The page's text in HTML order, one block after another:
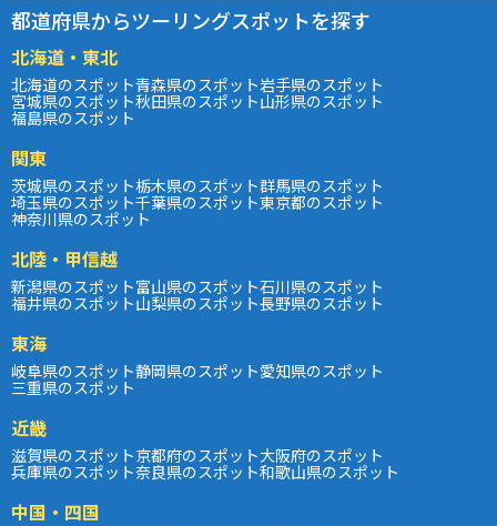
都道府県からツーリングスポットを探す
北海道・東北
北海道のスポット青森県のスポット岩手県のスポット
宮城県のスポット秋田県のスポット山形県のスポット
福島県のスポット
関東
茨城県のスポット栃木県のスポット群馬県のスポット
埼玉県のスポット千葉県のスポット東京都のスポット
神奈川県のスポット
北陸・甲信越
新潟県のスポット富山県のスポット石川県のスポット
福井県のスポット山梨県のスポット長野県のスポット
東海
岐阜県のスポット静岡県のスポット愛知県のスポット
三重県のスポット
近畿
滋賀県のスポット京都府のスポット大阪府のスポット
兵庫県のスポット奈良県のスポット和歌山県のスポット
中国・四国